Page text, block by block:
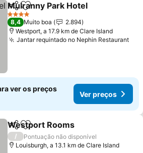
PartilharAdicionar aos favoritos
Mulranny Park Hotel
4 Estrelas
8,4 Muito boa
2.894
Westport, a 17.9 km de Clare Island
Jantar requintado no Nephin Restaurant
ver os preços
Ver preços
PartilharAdicionar aos favoritos
Westport Rooms
/
Pontuação não disponível
Louisburgh, a 13.1 km de Clare Island